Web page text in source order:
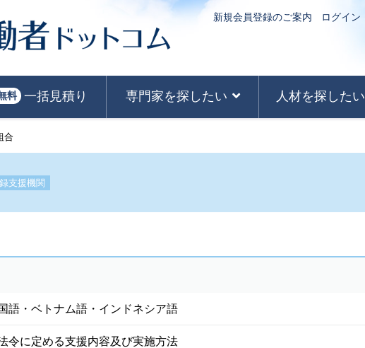
新規会員登録のご案内 ログイン
料 一括見積り 専門家を探したい 人材を探したい
合
支援機関
語・ベトナム語・インドネシア語
令に定める支援内容及び実施方法